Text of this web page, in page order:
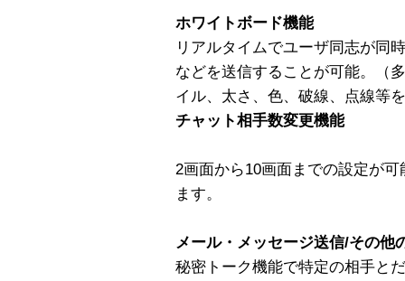
ホワイトボード機能
リアルタイムでユーザ同志が同
などを送信することが可能。（
イル、太さ、色、破線、点線等
チャット相手数変更機能
2画面から10画面までの設定が
ます。
メール・メッセージ送信/その他
秘密トーク機能で特定の相手と